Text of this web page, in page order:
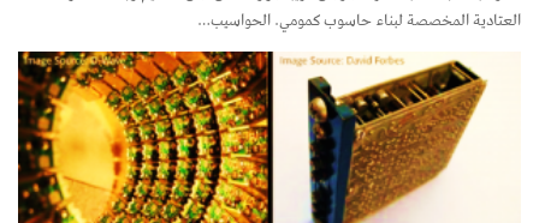
العتادية المخصصة لبناء حاسوب كمومي. الحواسيب…